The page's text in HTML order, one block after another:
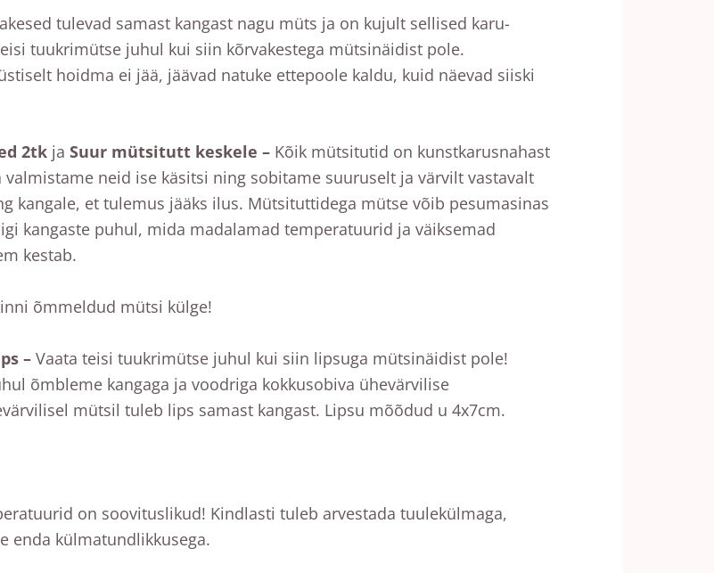
tulevad samast kangast nagu müts ja on kujult sellised karu-
tuukrimütse juhul kui siin kõrvakestega mütsinäidist pole.
hoidma ei jää, jäävad natuke ettepoole kaldu, kuid näevad siiski
2tk ja Suur mütsitutt keskele – Kõik mütsitutid on kunstkarusnahast
valmistame neid ise käsitsi ning sobitame suuruselt ja värvilt vastavalt
kangale, et tulemus jääks ilus. Mütsituttidega mütse võib pesumasinas
kangaste puhul, mida madalamad temperatuurid ja väiksemad
kestab.
õmmeldud mütsi külge!
– Vaata teisi tuukrimütse juhul kui siin lipsuga mütsinäidist pole!
õmbleme kangaga ja voodriga kokkusobiva ühevärvilise
mütsil tuleb lips samast kangast. Lipsu mõõdud u 4x7cm.
on soovituslikud! Kindlasti tuleb arvestada tuulekülmaga,
enda külmatundlikkusega.